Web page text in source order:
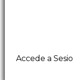
Accede a